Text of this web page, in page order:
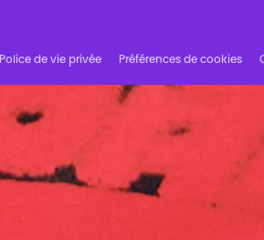
Police de vie privée Préférences de cookies